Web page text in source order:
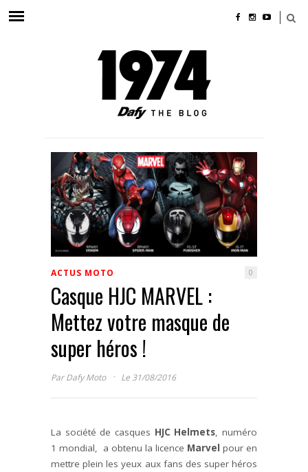
ACTUS MOTO 0
Casque HJC MARVEL :
Mettez votre masque de
super héros !
ParDafy Moto · Le 31/08/2016
La société de casques HJC Helmets, numéro
1 mondial, a obtenu la licence Marvel pour en
mettre plein les yeux aux fans des super héros